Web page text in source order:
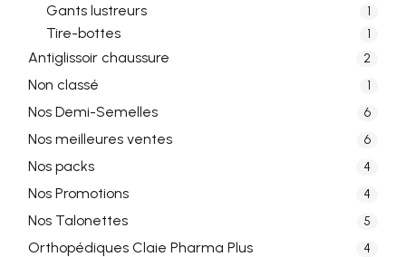
Gants lustreurs 1
Tire-bottes 1
Antiglissoir chaussure 2
Non classé 1
Nos Demi-Semelles 6
Nos meilleures ventes 6
Nos packs 4
Nos Promotions 4
Nos Talonettes 5
Orthopédiques Claie Pharma Plus 4